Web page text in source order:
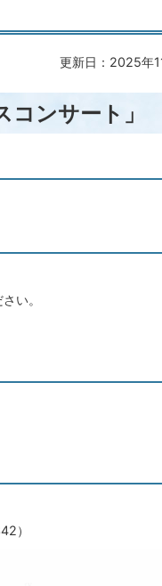
更新日：2025年
ンサート」
い。
）